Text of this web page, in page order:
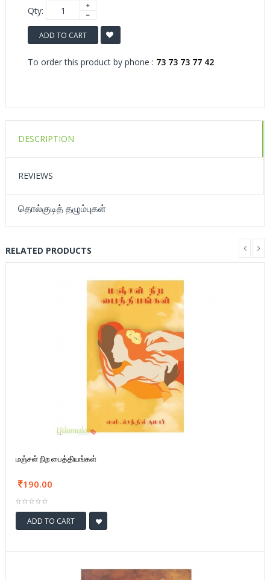
Qty:
ADD TO CART
To order this product by phone : 73 73 73 77 42
DESCRIPTION
REVIEWS
தொல்குடித் தழும்புகள்
RELATED PRODUCTS
மஞ்சள் நிற பைத்தியங்கள்
190.00
ADD TO CART